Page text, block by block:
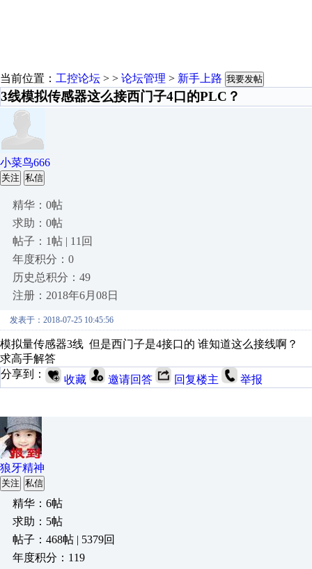
当前位置： 工控论坛 > > 论坛管理 > 新手上路 我要发帖
3线模拟传感器这么接西门子4口的PLC？
小菜鸟666
关注 私信
精华：0帖
求助：0帖
帖子：1帖 | 11回
年度积分：0
历史总积分：49
注册：2018年6月08日
发表于：2018-07-25 10:45:56
模拟量传感器3线 但是西门子是4接口的 谁知道这么接线啊？
求高手解答
分享到：
收藏 邀请回答 回复楼主 举报
狼牙精神
关注 私信
精华：6帖
求助：5帖
帖子：468帖 | 5379回
年度积分：119